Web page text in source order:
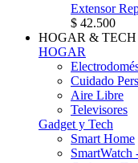
Extensor
$ 42.500
HOGAR & TECH
HOGAR
Cuidado
Aire Libre
Televisores
Gadget y Tech
Smart Home
SmartWatch